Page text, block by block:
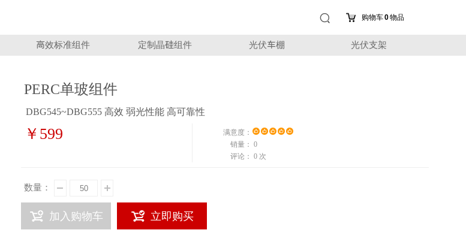
购物车0物品
高效标准组件 定制晶硅组件 光伏车棚 光伏支架
PERC单玻组件
DBG545~DBG555 高效 弱光性能 高可靠性
￥599
满意度：
销量： 0
评论： 0 次
数量：
加入购物车 立即购买